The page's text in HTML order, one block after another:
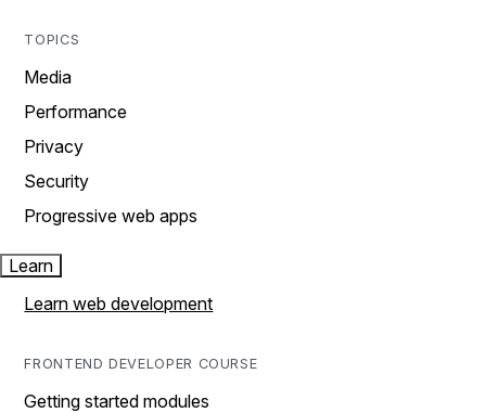
TOPICS
Media
Performance
Privacy
Security
Progressive web apps
Learn
Learn web development
FRONTEND DEVELOPER COURSE
Getting started modules